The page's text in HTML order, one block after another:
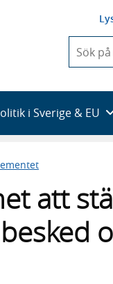
du
skriva
en
i Sverige & EU
att